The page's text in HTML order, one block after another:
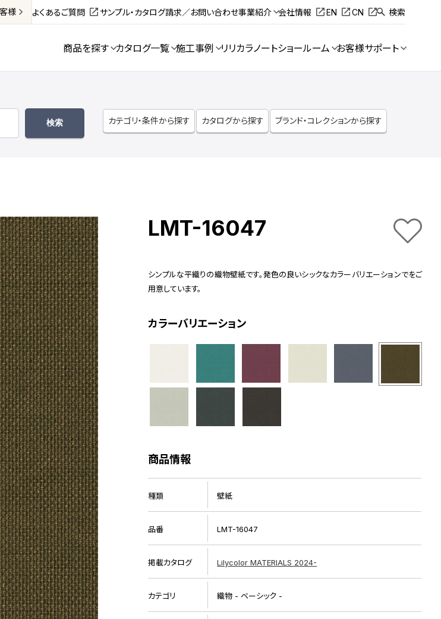
様 よくあるご質問 サンプル・カタログ請求／お問い合わせ事業紹介 会社情報 EN CN 検索
商品を探す カタログ一覧 施工事例 リリカラノートショールーム お客様サポート
カテゴリ・条件から探す カタログから探す ブランド・コレクションから探す
LMT-16047
シンプルな平織りの織物壁紙です。発色の良いシックなカラーバリエーションでをご
用意しています。
カラーバリエーション
商品情報
種類 壁紙
品番 LMT-16047
掲載カタログ Lilycolor MATERIALS 2024-
カテゴリ 織物 - ベーシック -